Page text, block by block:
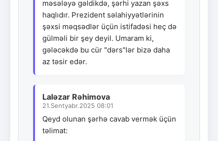
məsələyə gəldikdə, şərhi yazan şəxs
haqlıdır. Prezident səlahiyyətlərinin
şəxsi məqsədlər üçün istifadəsi heç də
gülməli bir şey deyil. Umaram ki,
gələcəkdə bu cür "dərs"lər bizə daha
az təsir edər.
Laləzar Rəhimova
21.Sentyabr.2025 08:01
Qeyd olunan şərhə cavab vermək üçün
təlimat: